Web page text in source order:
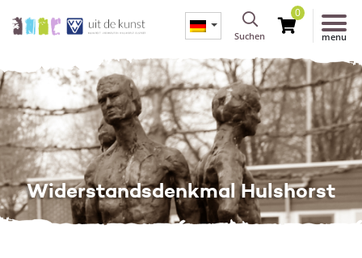
Suchen
0
menu
Widerstandsdenkmal Hulshorst